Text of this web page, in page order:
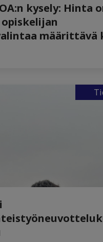
kysely: Hinta
määrittävä